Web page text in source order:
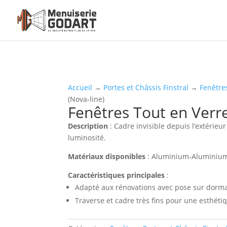
Accueil → Portes et Châssis Finstral →
(Nova-line)
Fenêtres Tout en
Description : Cadre invisible depuis
luminosité.
Matériaux disponibles : Aluminium-
Caractéristiques principales :
Adapté aux rénovations avec pose sur
Traverse et cadre très fins pour une